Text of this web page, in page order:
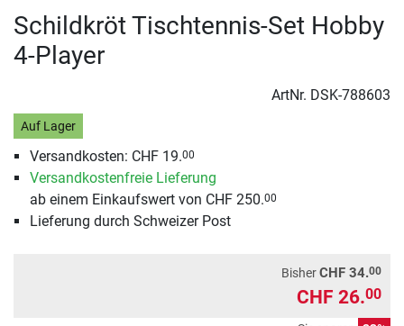
Schildkröt Tischtennis-Set Hobby
4-Player
ArtNr. DSK-788603
Auf Lager
Versandkosten: CHF 19.00
Versandkostenfreie Lieferung
ab einem Einkaufswert von CHF 250.00
Lieferung durch Schweizer Post
BisherCHF 34.00
CHF 26.00